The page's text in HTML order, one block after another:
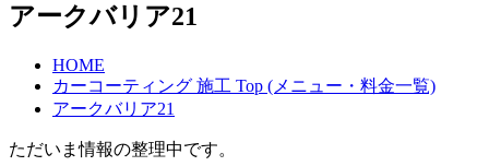
アークバリア21
HOME
カーコーティング 施工 Top (メニュー・料金一覧)
アークバリア21
ただいま情報の整理中です。